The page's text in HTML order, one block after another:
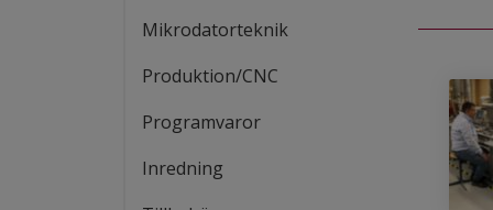
Mikrodatorteknik
Produktion/CNC
Programvaror
Inredning